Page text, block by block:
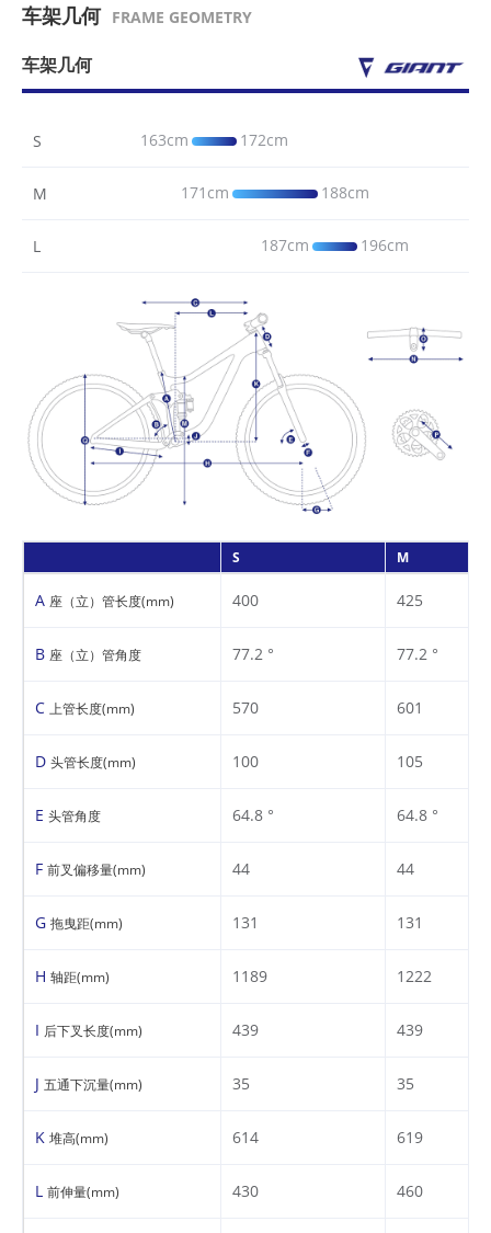
车架几何 FRAME GEOMETRY
车架几何
S 163cm 172cm
M 171cm 188cm
L 187cm 196cm
S M
A 座（立）管长度(mm) 400 425
B 座（立）管角度 77.2 ° 77.2 °
C 上管长度(mm) 570 601
D 头管长度(mm) 100 105
E 头管角度 64.8 ° 64.8 °
F 前叉偏移量(mm) 44 44
G 拖曳距(mm) 131 131
H 轴距(mm) 1189 1222
I 后下叉长度(mm) 439 439
J 五通下沉量(mm) 35 35
K 堆高(mm) 614 619
L 前伸量(mm) 430 460